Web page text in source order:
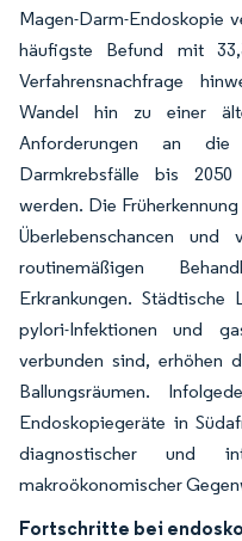
Magen-Darm-Endoskopie
häufigste Befund mit
Verfahrensnachfrage
Wandel hin zu einer
Anforderungen an die
Darmkrebsfälle bis
werden. Die
Überlebenschancen
routinemäßigen
Erkrankungen.
pylori-Infektionen und
verbunden sind, erhöhen
Ballungsräumen.
Endoskopiegeräte in
diagnostischer und
makroökonomischer
Fortschritte bei